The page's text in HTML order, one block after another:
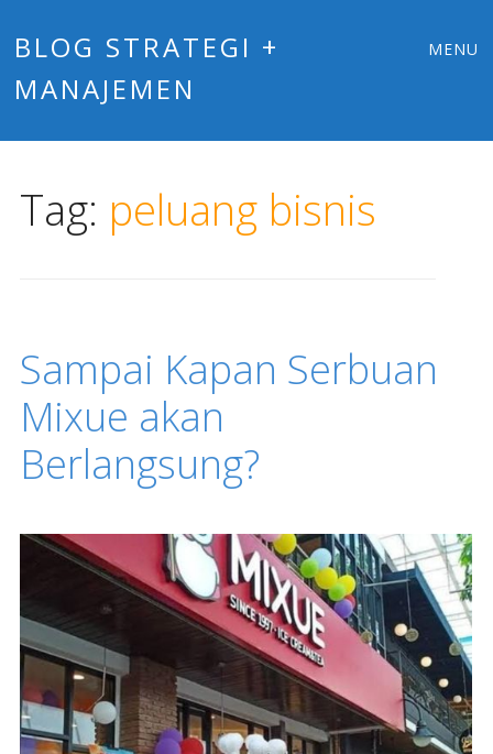
BLOG STRATEGI +
MANAJEMEN
MENU
Tag: peluang bisnis
Sampai Kapan Serbuan
Mixue akan
Berlangsung?